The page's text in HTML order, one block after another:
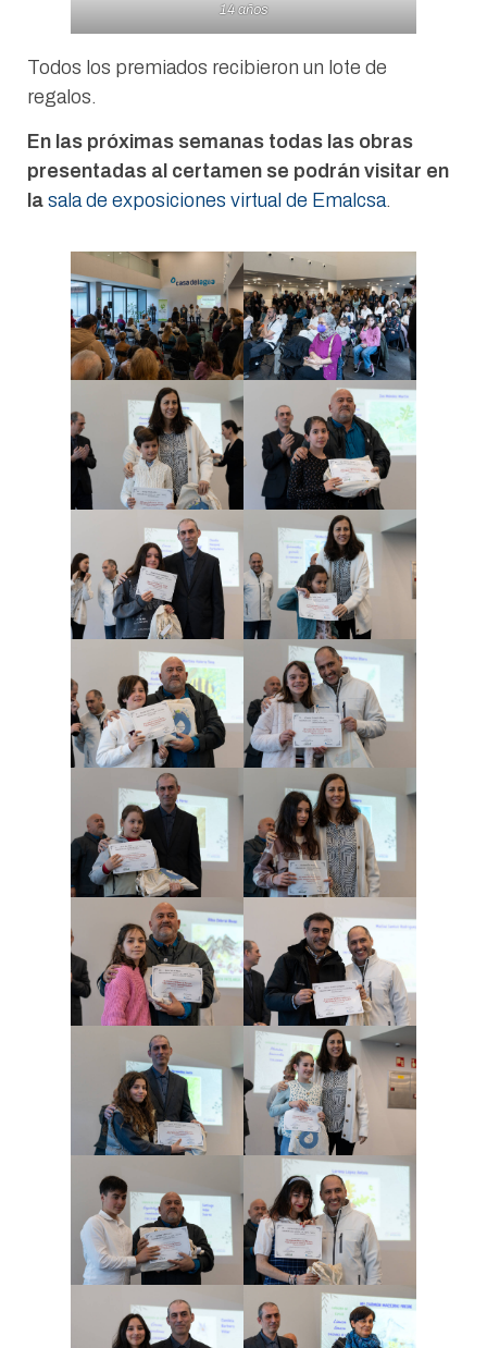
14 años
Todos los premiados recibieron un lote de
regalos.
En las próximas semanas todas las obras
presentadas al certamen se podrán visitar en
la sala de exposiciones virtual de Emalcsa.